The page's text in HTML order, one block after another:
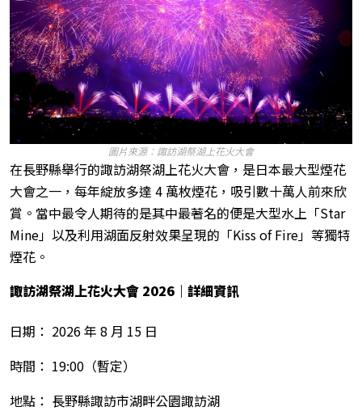
圖片來源：諏訪湖祭湖上花火大會
在長野縣舉行的諏訪湖祭湖上花火大會，是日本最大型煙花
大會之一，每年綻放多達 4 萬枚煙花，吸引數十萬人前來欣
賞。當中最令人期待的是其中最著名的便是大型水上「Star
Mine」以及利用湖面反射效果呈現的「Kiss of Fire」等獨特
煙花。
諏訪湖祭湖上花火大會 2026 ｜詳細資訊
日期： 2026 年 8 月 15 日
時間： 19:00（暫定）
地點： 長野縣諏訪市湖畔公園諏訪湖